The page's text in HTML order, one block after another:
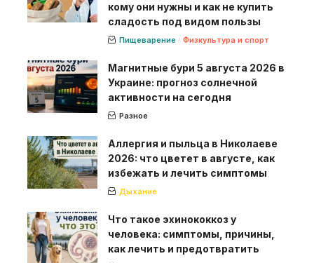
кому они нужны и как не купить
сладость под видом пользы
Пищеварение Физкультура и спорт
Магнитные бури 5 августа 2026 в
Украине: прогноз солнечной
активности на сегодня
Разное
Аллергия и пыльца в Николаеве
2026: что цветет в августе, как
избежать и лечить симптомы
Дыхание
Что такое эхинококкоз у
человека: симптомы, причины,
как лечить и предотвратить